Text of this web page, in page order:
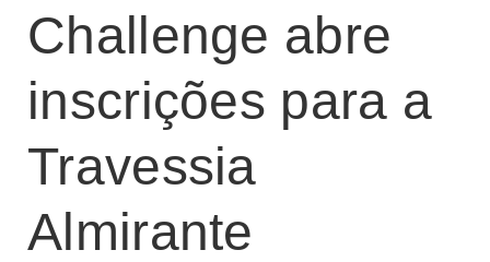
Challenge abre
inscrições para a
Travessia
Almirante